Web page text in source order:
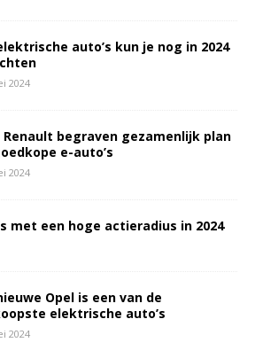
auto’s kun je nog in 2024
2024
Renault begraven gezamenlijk plan
e-auto’s
2024
met een hoge actieradius in 2024
Opel is een van de
elektrische auto’s
2024